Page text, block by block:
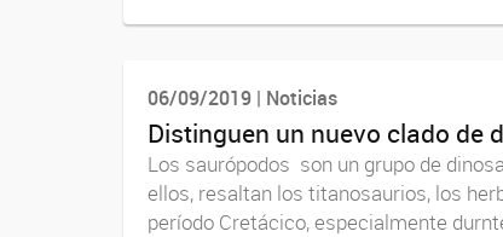
06/09/2019 | Noticias
Distinguen un nuevo clado de
Los saurópodos son un grupo de
ellos, resaltan los titanosaurios, los
período Cretácico, especialmente